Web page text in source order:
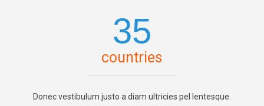
35
countries
Donec vestibulum justo a diam ultricies pel lentesque.